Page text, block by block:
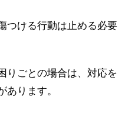
つける行動は止める必要
りごとの場合は、対応を
ります。